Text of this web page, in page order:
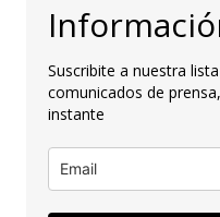
Suscribite a nuestra
comunicados de
instante